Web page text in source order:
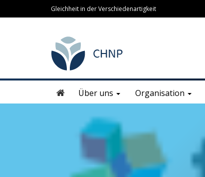
Gleichheit in der Verschiedenartigkeit
Über uns Organisation